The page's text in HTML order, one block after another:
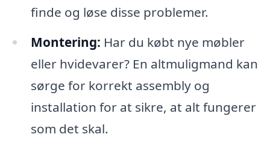
finde og løse disse problemer.
Montering: Har du købt nye møbler
eller hvidevarer? En altmuligmand kan
sørge for korrekt assembly og
installation for at sikre, at alt fungerer
som det skal.